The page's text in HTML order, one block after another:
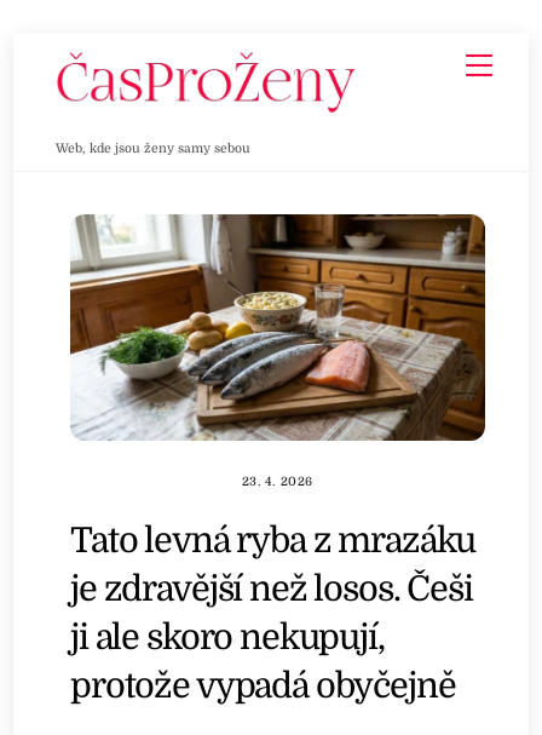
Web, kde jsou ženy samy sebou
23. 4. 2026
Tato levná ryba z mrazáku
je zdravější než losos. Češi
ji ale skoro nekupují,
protože vypadá obyčejně